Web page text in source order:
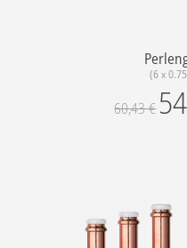
(6 x
60,43€